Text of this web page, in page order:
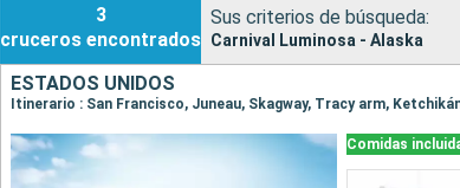
3
cruceros encontrados
Sus criterios de búsqueda:
Carnival Luminosa - Alaska
ESTADOS UNIDOS
Itinerario : San Francisco, Juneau, Skagway, Tracy arm,
Comidas